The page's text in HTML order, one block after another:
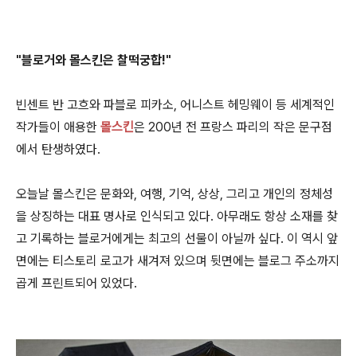
"블로거와 몰스킨은 찰떡궁합!"
빈센트 반 고흐와 파블로 피카소, 어니스트 헤밍웨이 등 세계적인
작가들이 애용한 몰스킨은 200년 전 프랑스 파리의 작은 문구점
에서 탄생하였다.
오늘날 몰스킨은 문화와, 여행, 기억, 상상, 그리고 개인의 정체성
을 상징하는 대표 명사로 인식되고 있다. 아무래도 항상 소재를 찾
고 기록하는 블로거에게는 최고의 선물이 아닐까 싶다. 이 역시 앞
면에는 티스토리 로고가 새겨져 있으며 뒷면에는 블로그 주소까지
곱게 프린트되어 있었다.